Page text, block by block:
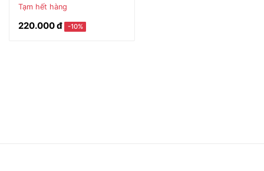
Tạm hết hàng
220.000 đ -10%